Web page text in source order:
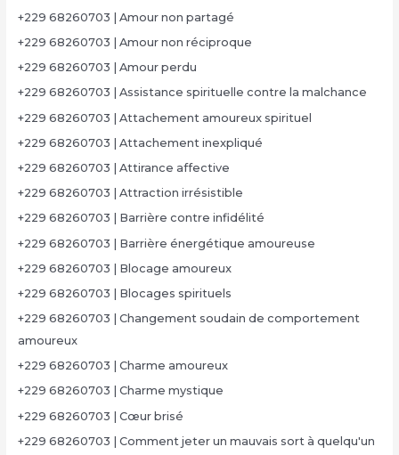
+229 68260703 | Amour non partagé
+229 68260703 | Amour non réciproque
+229 68260703 | Amour perdu
+229 68260703 | Assistance spirituelle contre la malchance
+229 68260703 | Attachement amoureux spirituel
+229 68260703 | Attachement inexpliqué
+229 68260703 | Attirance affective
+229 68260703 | Attraction irrésistible
+229 68260703 | Barrière contre infidélité
+229 68260703 | Barrière énergétique amoureuse
+229 68260703 | Blocage amoureux
+229 68260703 | Blocages spirituels
+229 68260703 | Changement soudain de comportement
amoureux
+229 68260703 | Charme amoureux
+229 68260703 | Charme mystique
+229 68260703 | Cœur brisé
+229 68260703 | Comment jeter un mauvais sort à quelqu'un